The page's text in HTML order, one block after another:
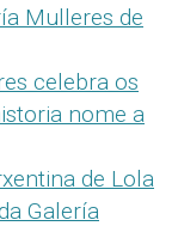
Mulleres de
celebra os
nome a
de Lola
Galería